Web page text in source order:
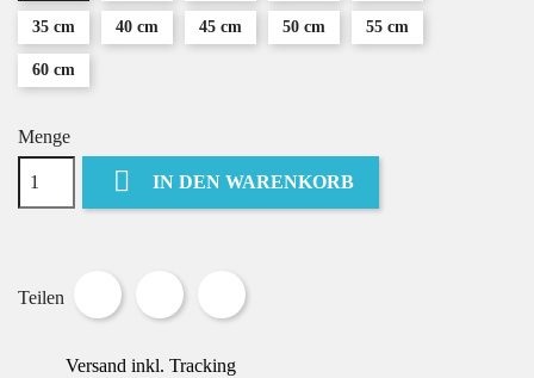
35 cm 40 cm 45 cm 50 cm 55 cm
60 cm
Menge
 IN DEN WARENKORB
Teilen
Versand inkl. Tracking